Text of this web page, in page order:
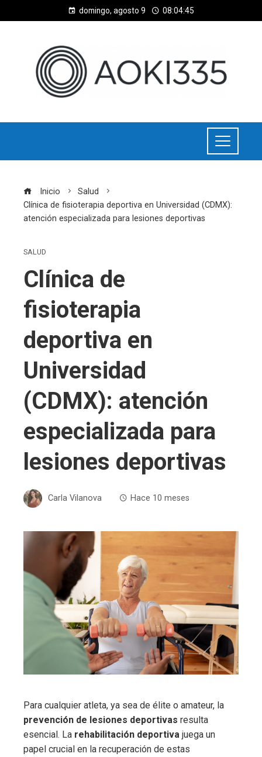
domingo, agosto 9 08:04:45
Inicio
Salud
Clínica de fisioterapia deportiva en Universidad (CDMX):
atención especializada para lesiones deportivas
SALUD
Clínica de
fisioterapia
deportiva en
Universidad
(CDMX): atención
especializada para
lesiones deportivas
Carla Vilanova Hace 10 meses
Para cualquier atleta, ya sea de élite o amateur, la
prevención de lesiones deportivas resulta
esencial. La rehabilitación deportiva juega un
papel crucial en la recuperación de estas